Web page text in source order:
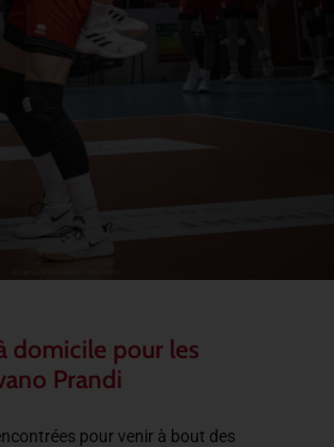
domicile pour les
Prandi
pour venir à bout des